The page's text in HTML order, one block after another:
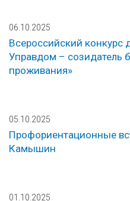
06.10.2025
Всероссийский
Управдом – созидатель
проживания»
05.10.2025
Профориентационные
Камышин
01.10.2025